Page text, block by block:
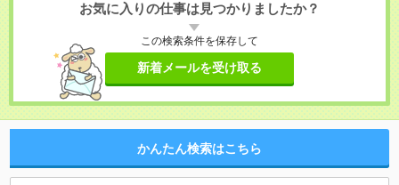
お気に入りの仕事は見つかりましたか？
この検索条件を保存して
新着メールを受け取る
かんたん検索はこちら